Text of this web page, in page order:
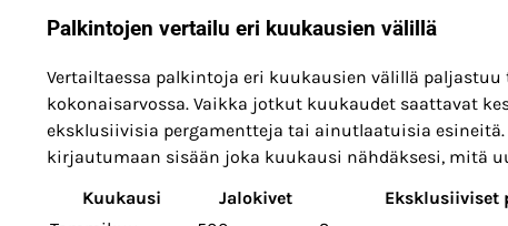
Palkintojen vertailu eri kuukausien välillä
Vertailtaessa palkintoja eri kuukausien välillä
kokonaisarvossa. Vaikka jotkut kuukaudet saattavat
eksklusiivisia pergamentteja tai ainutlaatuisia
kirjautumaan sisään joka kuukausi nähdäksesi, mitä
Kuukausi
Jalokivet Eksklusiiviset